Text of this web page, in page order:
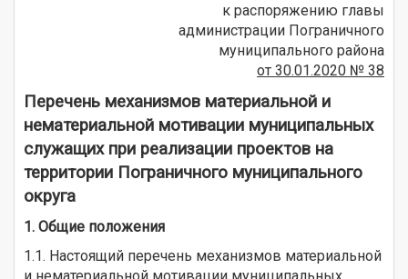
к распоряжению главы
администрации Пограничного
муниципального района
от 30.01.2020 № 38
Перечень механизмов материальной и
нематериальной мотивации муниципальных
служащих при реализации проектов на
территории Пограничного муниципального
округа
1. Общие положения
1.1. Настоящий перечень механизмов материальной